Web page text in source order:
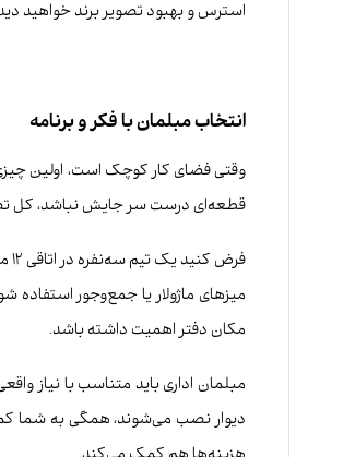
استرس و بهبود تصویر برند خواهید
انتخاب مبلمان با فکر و برنامه
وقتی فضای کار کوچک است، اولین
قطعه‌ای درست سر جایش نباشد، کل
میزهای ماژولار یا جمع‌وجور
مکان دفتر اهمیت داشته باشد.
مبلمان اداری باید متناسب با نیاز
دیوار نصب می‌شوند، همگی به شما